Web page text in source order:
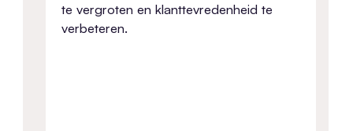
te vergroten en klanttevredenheid te
verbeteren.